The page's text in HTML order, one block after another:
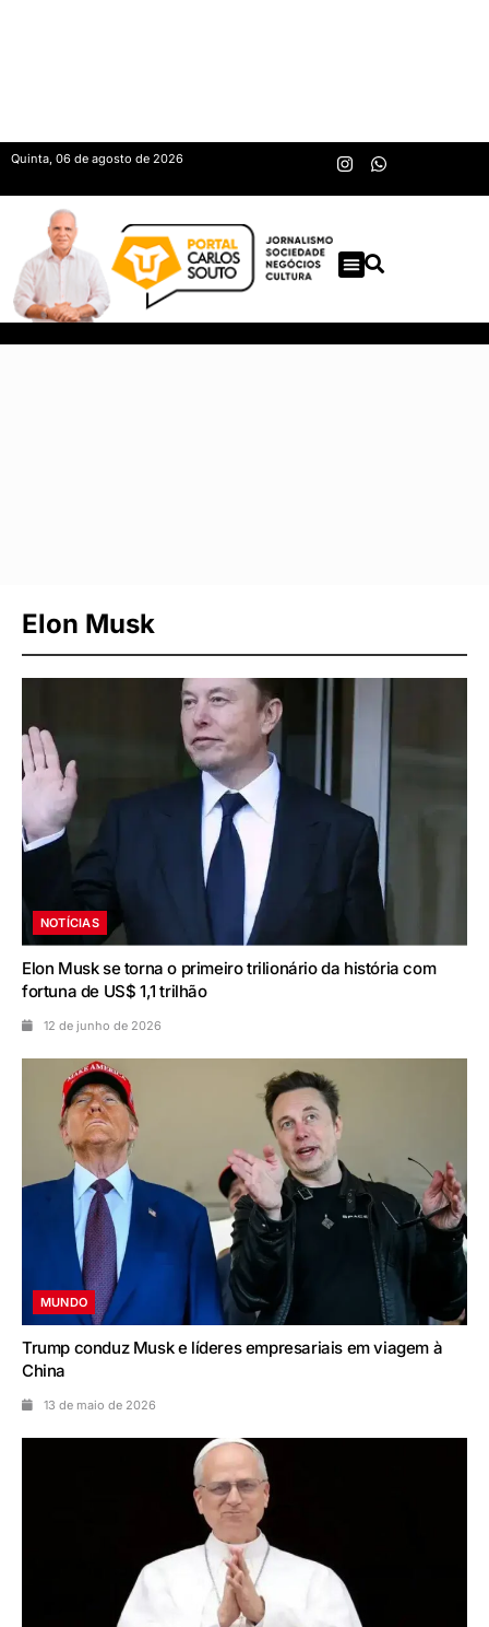
Quinta, 06 de agosto de 2026
Elon Musk
NOTÍCIAS
Elon Musk se torna o primeiro trilionário da história com
fortuna de US$ 1,1 trilhão
12 de junho de 2026
MUNDO
Trump conduz Musk e líderes empresariais em viagem à
China
13 de maio de 2026